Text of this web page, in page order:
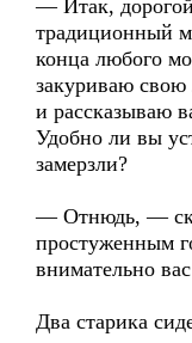
— Итак, дорогой
традиционный
конца любого
закуриваю
и рассказываю
Удобно ли вы
замерзли?
— Отнюдь, —
простуженным
внимательно
Два старика